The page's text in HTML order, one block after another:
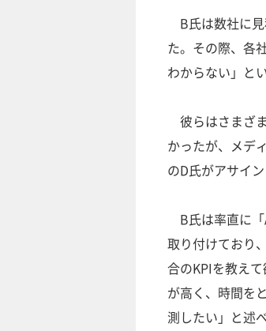
B氏は数社に
た。その際、各
わからない」と
彼らはさまざ
かったが、メデ
のD氏がアサイン
B氏は率直に
取り付けており
合のKPIを教え
が高く、時間を
測したい」と述